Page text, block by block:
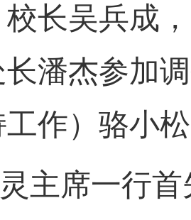
长吴兵成
潘杰参加
工作）骆小
主席一行